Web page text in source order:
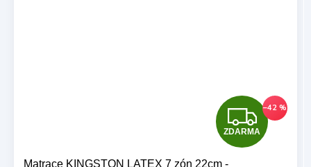
Z
D
ZDARMA
–42 %
Matrace KINGSTON LATEX 7 zón 22cm -